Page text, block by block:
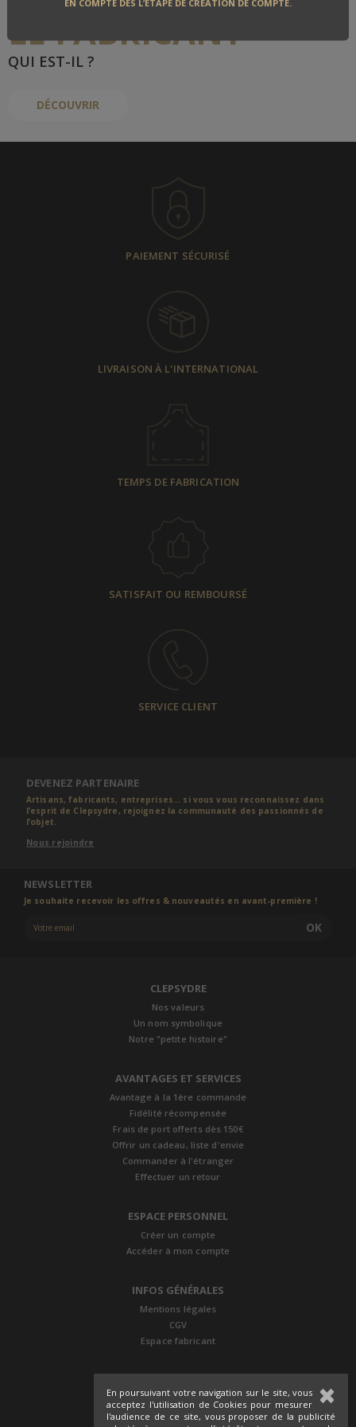
En poursuivant votre navigation sur le site, vous
acceptez l'utilisation de Cookies pour mesurer
l'audience de ce site, vous proposer de la publicité
EN COMPTE DÈS L’ÉTAPE DE CRÉATION DE COMPTE.
LE FABRICANT
QUI EST-IL ?
DÉCOUVRIR
PAIEMENT SÉCURISÉ
LIVRAISON À L'INTERNATIONAL
TEMPS DE FABRICATION
SATISFAIT OU REMBOURSÉ
SERVICE CLIENT
DEVENEZ PARTENAIRE
Artisans, fabricants, entreprises... si vous vous reconnaissez dans
l’esprit de Clepsydre, rejoignez la communauté des passionnés de
l’objet.
Nous rejoindre
NEWSLETTER
Je souhaite recevoir les offres & nouveautés en avant-première !
OK
CLEPSYDRE
Nos valeurs
Un nom symbolique
Notre "petite histoire"
AVANTAGES ET SERVICES
Avantage à la 1ère commande
Fidélité récompensée
Frais de port offerts dès 150€
Offrir un cadeau, liste d'envie
Commander à l'étranger
Effectuer un retour
ESPACE PERSONNEL
Créer un compte
Accéder à mon compte
INFOS GÉNÉRALES
Mentions légales
CGV
Espace fabricant